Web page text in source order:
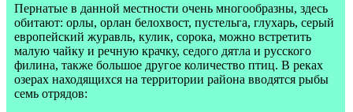
Пернатые в данной местности очень многообразны, здесь
обитают: орлы, орлан белохвост, пустельга, глухарь, серый
европейский журавль, кулик, сорока, можно встретить
малую чайку и речную крачку, седого дятла и русского
филина, также большое другое количество птиц. В реках
озерах находящихся на территории района вводятся рыбы
семь отрядов: